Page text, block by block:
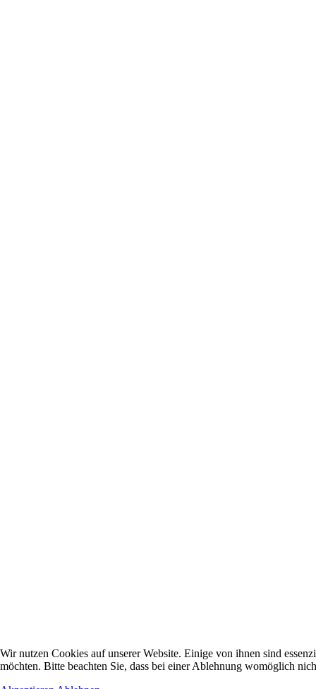
Wir nutzen Cookies auf unserer Website. Einige von ihnen sind
möchten. Bitte beachten Sie, dass bei einer Ablehnung womöglich